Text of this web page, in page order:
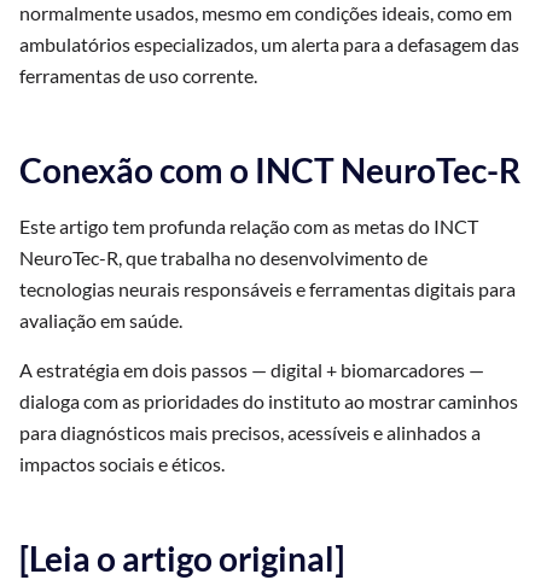
normalmente usados, mesmo em condições ideais, como em
ambulatórios especializados, um alerta para a defasagem das
ferramentas de uso corrente.
Conexão com o INCT NeuroTec-R
Este artigo tem profunda relação com as metas do INCT
NeuroTec-R, que trabalha no desenvolvimento de
tecnologias neurais responsáveis e ferramentas digitais para
avaliação em saúde.
A estratégia em dois passos — digital + biomarcadores —
dialoga com as prioridades do instituto ao mostrar caminhos
para diagnósticos mais precisos, acessíveis e alinhados a
impactos sociais e éticos.
[Leia o artigo original]